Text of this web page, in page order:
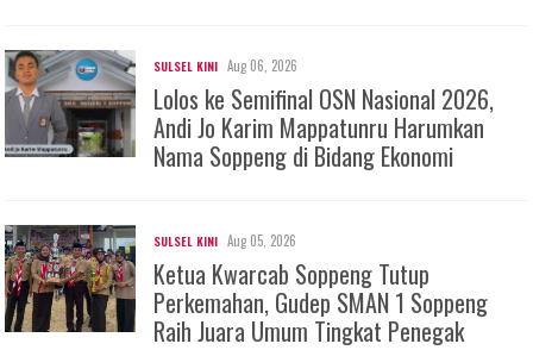
SULSEL KINI Aug 06, 2026
Lolos ke Semifinal OSN Nasional 2026,
Andi Jo Karim Mappatunru Harumkan
Nama Soppeng di Bidang Ekonomi
SULSEL KINI Aug 05, 2026
Ketua Kwarcab Soppeng Tutup
Perkemahan, Gudep SMAN 1 Soppeng
Raih Juara Umum Tingkat Penegak